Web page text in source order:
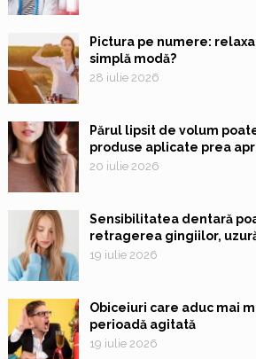
Pictura pe numere:
simplă modă?
28 iulie 2026
Părul lipsit de volum
produse aplicate prea
20 iulie 2026
Sensibilitatea dentară
retragerea gingiilor,
19 iulie 2026
Obiceiuri care aduc mai
perioadă agitată
19 iulie 2026